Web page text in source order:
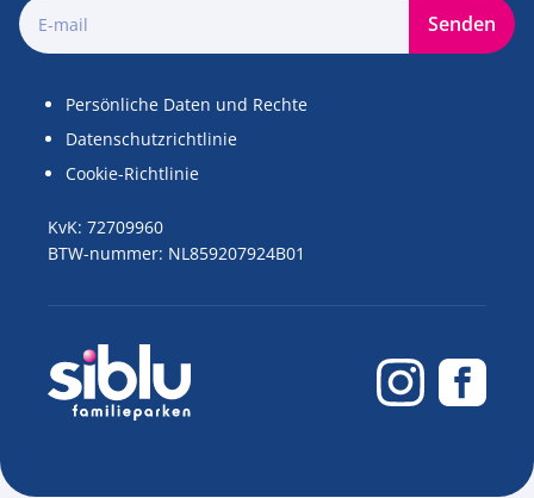
Senden
KvK: 72709960
BTW-nummer: NL859207924B01
Persönliche Daten und Rechte
Datenschutzrichtlinie
Cookie-Richtlinie